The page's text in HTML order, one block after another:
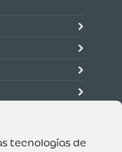
tecnologías de